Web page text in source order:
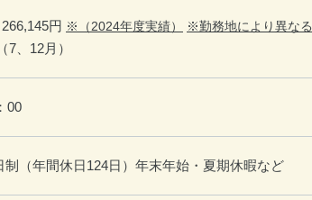
円 ※（2024年度実績） ※勤務地により異なる
7、12月）
00
制（年間休日124日）年末年始・夏期休暇など